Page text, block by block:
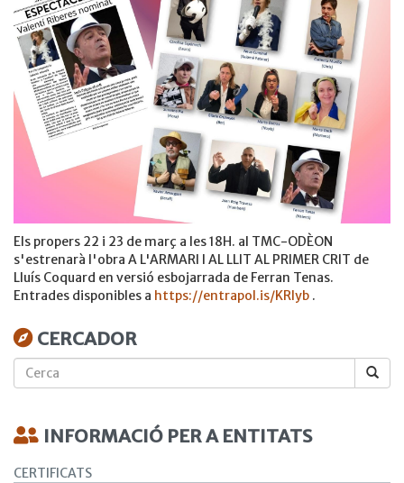
Els propers 22 i 23 de març a les 18H. al TMC-ODÈON
s'estrenarà l'obra A L'ARMARI I AL LLIT AL PRIMER CRIT de
Lluís Coquard en versió esbojarrada de Ferran Tenas.
Entrades disponibles a https://entrapol.is/KRIyb .
CERCADOR
INFORMACIÓ PER A ENTITATS
CERTIFICATS